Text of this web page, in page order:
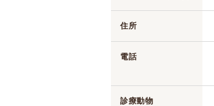
住所
電話
診療動物